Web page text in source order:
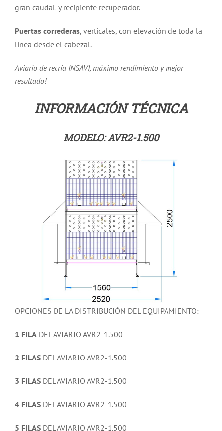
gran caudal, y recipiente recuperador.
Puertas correderas, verticales, con elevación de toda la
línea desde el cabezal.
Aviario de recría INSAVI, máximo rendimiento y mejor
resultado!
INFORMACIÓN TÉCNICA
MODELO: AVR2-1.500
OPCIONES DE LA DISTRIBUCIÓN DEL EQUIPAMIENTO:
1 FILA DEL AVIARIO AVR2-1.500
2 FILASDEL AVIARIO AVR2-1.500
3 FILASDEL AVIARIO AVR2-1.500
4 FILASDEL AVIARIO AVR2-1.500
5 FILASDEL AVIARIO AVR2-1.500